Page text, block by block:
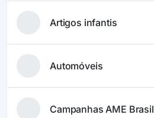
Artigos infantis
Automóveis
Campanhas AME Brasil